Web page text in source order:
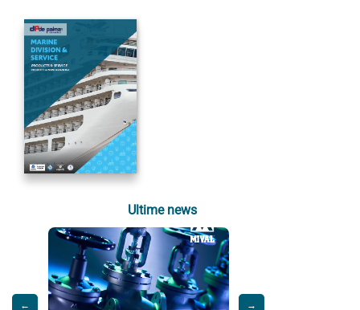
Ultime news
← →